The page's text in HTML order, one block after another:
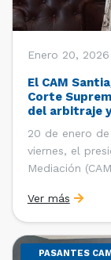
Enero 20, 2026
El CAM
Corte
del arbitraje
20 de enero
viernes, el
Mediación
del CAM
la CCS,
Ver más
PASANTES